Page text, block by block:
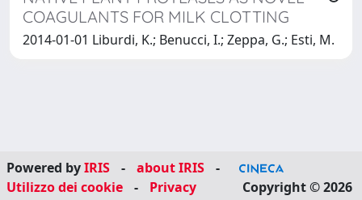
COAGULANTS FOR MILK CLOTTING
2014-01-01 Liburdi, K.; Benucci, I.; Zeppa, G.; Esti, M.
Powered byIRIS - about IRIS
-
Utilizzo dei cookie
- Privacy Copyright © 2026